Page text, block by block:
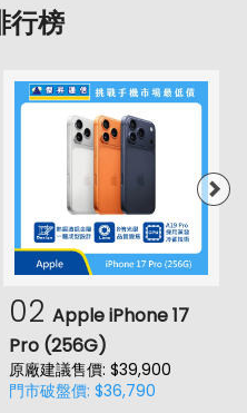
行榜
02 Apple iPhone 17
Pro (256G)
原廠建議售價: $39,900
門市破盤價: $36,790